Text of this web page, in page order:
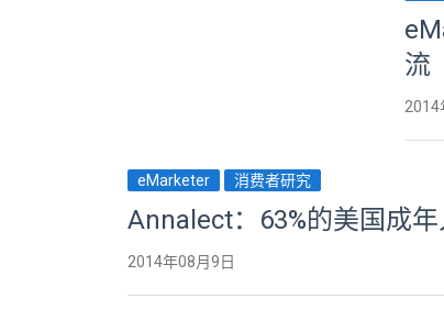
流
2014
eMarketer 消费者研究
Annalect：63%的美国成
2014年08月9日